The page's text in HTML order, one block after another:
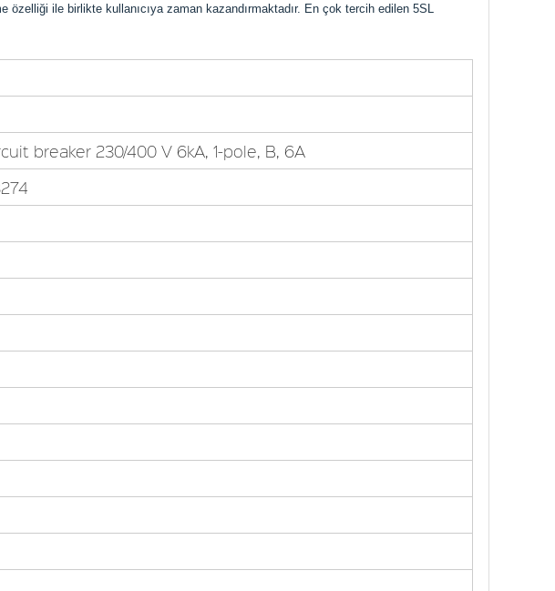
özelliği ile birlikte kullanıcıya zaman kazandırmaktadır. En çok tercih edilen 5SL
breaker 230/400 V 6kA, 1-pole, B, 6A